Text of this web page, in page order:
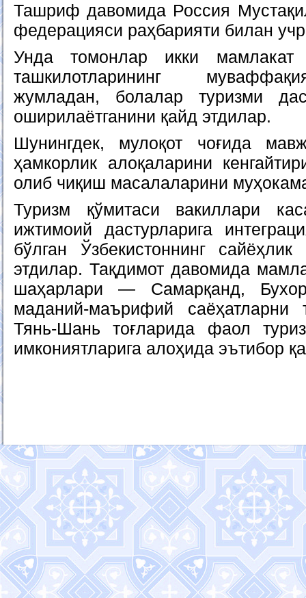
Ташриф давомида Россия
федерацияси раҳбарияти билан
Унда томонлар икки
ташкилотларининг
жумладан, болалар туризми
оширилаётганини қайд этдилар.
Шунингдек, мулоқот чоғида
ҳамкорлик алоқаларини
олиб чиқиш масалаларини
Туризм қўмитаси вакиллари
ижтимоий дастурларига
бўлган Ўзбекистоннинг
этдилар. Тақдимот давомида
шаҳарлари — Самарқанд,
маданий-маърифий
Тянь-Шань тоғларида фаол
имкониятларига алоҳида эътибор